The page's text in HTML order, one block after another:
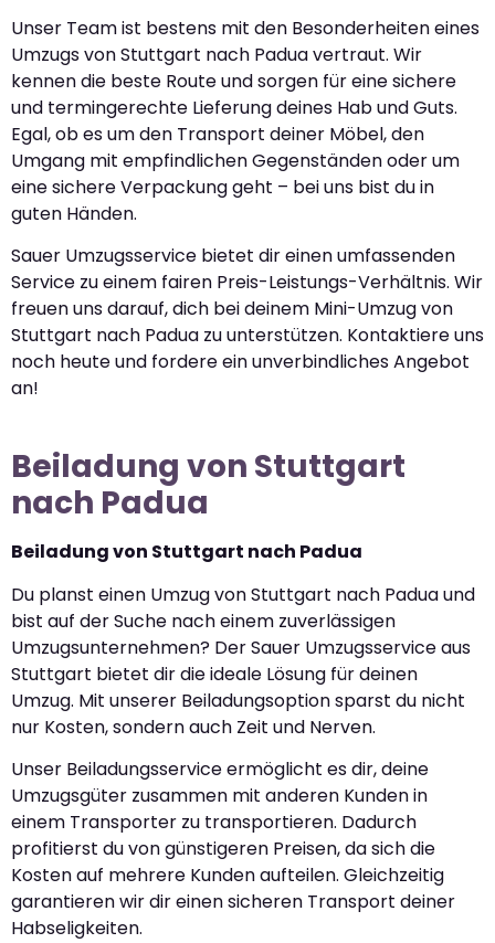
Unser Team ist bestens mit den Besonderheiten eines
Umzugs von Stuttgart nach Padua vertraut. Wir
kennen die beste Route und sorgen für eine sichere
und termingerechte Lieferung deines Hab und Guts.
Egal, ob es um den Transport deiner Möbel, den
Umgang mit empfindlichen Gegenständen oder um
eine sichere Verpackung geht – bei uns bist du in
guten Händen.
Sauer Umzugsservice bietet dir einen umfassenden
Service zu einem fairen Preis-Leistungs-Verhältnis. Wir
freuen uns darauf, dich bei deinem Mini-Umzug von
Stuttgart nach Padua zu unterstützen. Kontaktiere uns
noch heute und fordere ein unverbindliches Angebot
an!
Beiladung von Stuttgart
nach Padua
Beiladung von Stuttgart nach Padua
Du planst einen Umzug von Stuttgart nach Padua und
bist auf der Suche nach einem zuverlässigen
Umzugsunternehmen? Der Sauer Umzugsservice aus
Stuttgart bietet dir die ideale Lösung für deinen
Umzug. Mit unserer Beiladungsoption sparst du nicht
nur Kosten, sondern auch Zeit und Nerven.
Unser Beiladungsservice ermöglicht es dir, deine
Umzugsgüter zusammen mit anderen Kunden in
einem Transporter zu transportieren. Dadurch
profitierst du von günstigeren Preisen, da sich die
Kosten auf mehrere Kunden aufteilen. Gleichzeitig
garantieren wir dir einen sicheren Transport deiner
Habseligkeiten.